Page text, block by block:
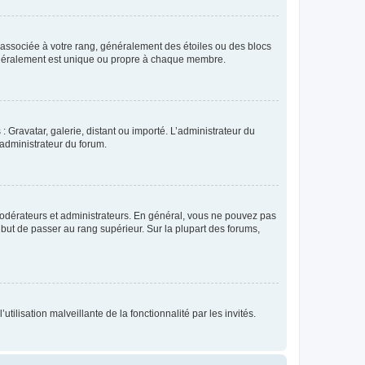
à votre rang, généralement des étoiles ou des blocs
est unique ou propre à chaque membre.
galerie, distant ou importé. L’administrateur du
du forum.
et administrateurs. En général, vous ne pouvez pas
de passer au rang supérieur. Sur la plupart des forums,
malveillante de la fonctionnalité par les invités.